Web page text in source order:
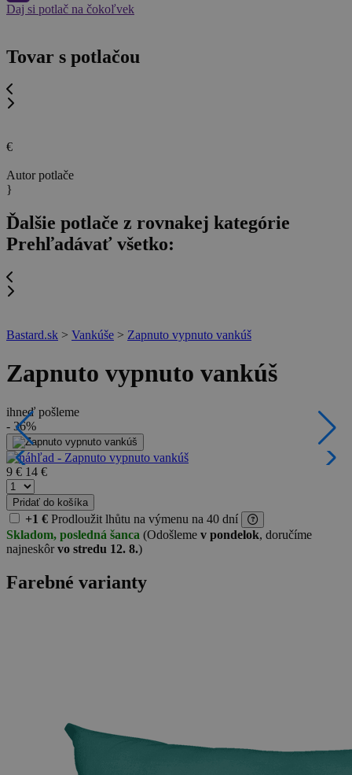
Daj si potlač na čokoľvek
Tovar s potlačou
€
Autor potlače
}
Ďalšie potlače z rovnakej kategórie
Prehľadávať všetko:
Bastard.sk > Vankúše > Zapnuto vypnuto vankúš
Zapnuto vypnuto vankúš
ihneď pošleme
- 36%
9 € 14 €
Pridať do košíka
+1 € Prodloužit lhůtu na výmenu na 40 dní
Skladom, posledná šanca (Odošleme v pondelok, doručíme
najneskôrvo stredu 12. 8.)
Farebné varianty